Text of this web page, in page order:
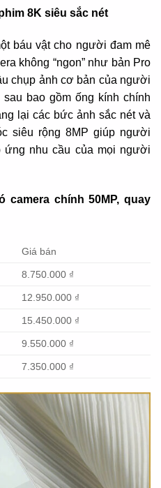
8K siêu sắc nét
báu vật cho người đam mê
không “ngon” như bản Pro
chụp ảnh cơ bản của người
bao gồm ống kính chính
lại các bức ảnh sắc nét và
siêu rộng 8MP giúp người
ứng nhu cầu của mọi người
camera chính 50MP, quay
Giá bán
8.750.000 ₫
12.950.000 ₫
15.450.000 ₫
9.550.000 ₫
7.350.000 ₫